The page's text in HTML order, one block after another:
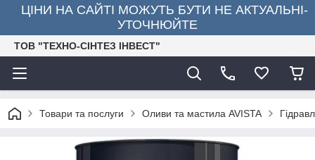
ЦІНИ НА САЙТІ МОЖУТЬ БУТИ НЕ АКТУАЛЬНІ-
УТОЧНЮЙТЕ
ТОВ "ТЕХНО-СІНТЕЗ ІНВЕСТ"
Товари та послуги Оливи та мастила AVISTA